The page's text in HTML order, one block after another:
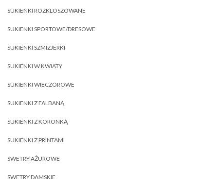
SUKIENKI ROZKLOSZOWANE
SUKIENKI SPORTOWE/DRESOWE
SUKIENKI SZMIZJERKI
SUKIENKI W KWIATY
SUKIENKI WIECZOROWE
SUKIENKI Z FALBANĄ
SUKIENKI Z KORONKĄ
SUKIENKI Z PRINTAMI
SWETRY AŻUROWE
SWETRY DAMSKIE